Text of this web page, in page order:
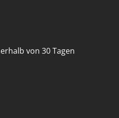
von 30 Tagen